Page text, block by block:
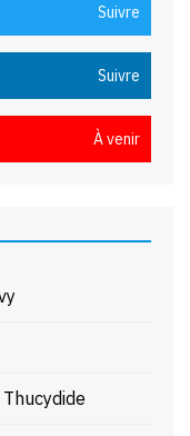
Suivre
Suivre
À venir